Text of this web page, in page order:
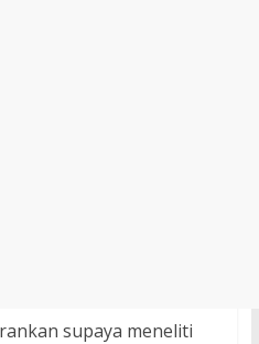
supaya meneliti